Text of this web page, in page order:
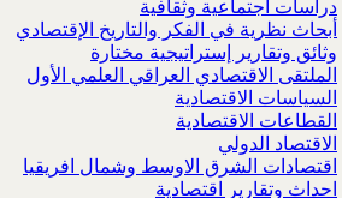
دراسات اجتماعية وثقافية
أبحاث نظرية في الفكر والتاريخ الإقتصادي
وثائق وتقارير إستراتيجية مختارة
الملتقى الاقتصادي العراقي العلمي الأول
السياسات الاقتصادية
القطاعات الاقتصادية
الاقتصاد الدولي
اقتصادات الشرق الاوسط وشمال افريقيا
احداث وتقارير اقتصادية